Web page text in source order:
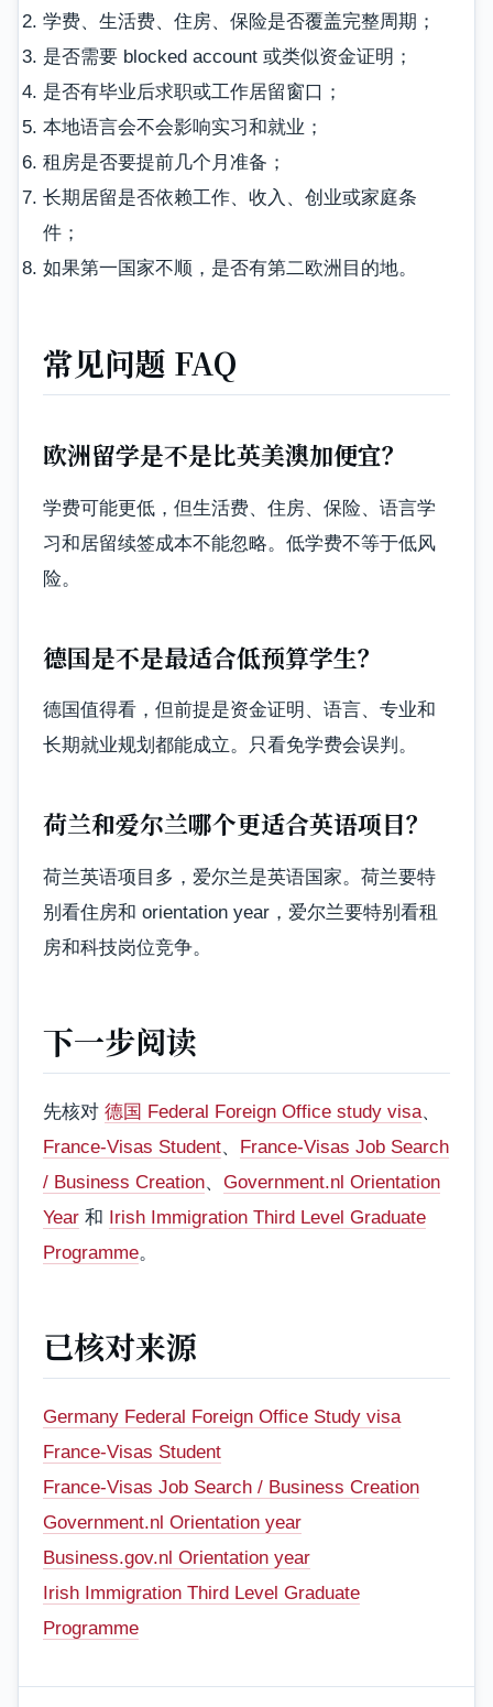
学费、生活费、住房、保险是否覆盖完整周期；
是否需要 blocked account 或类似资金证明；
是否有毕业后求职或工作居留窗口；
本地语言会不会影响实习和就业；
租房是否要提前几个月准备；
长期居留是否依赖工作、收入、创业或家庭条
件；
如果第一国家不顺，是否有第二欧洲目的地。
常见问题 FAQ
欧洲留学是不是比英美澳加便宜？
学费可能更低，但生活费、住房、保险、语言学
习和居留续签成本不能忽略。低学费不等于低风
险。
德国是不是最适合低预算学生？
德国值得看，但前提是资金证明、语言、专业和
长期就业规划都能成立。只看免学费会误判。
荷兰和爱尔兰哪个更适合英语项目？
荷兰英语项目多，爱尔兰是英语国家。荷兰要特
别看住房和 orientation year，爱尔兰要特别看租
房和科技岗位竞争。
下一步阅读
先核对 德国 Federal Foreign Office study visa、
France-Visas Student、 France-Visas Job Search
/ Business Creation、 Government.nl Orientation
Year 和 Irish Immigration Third Level Graduate
Programme。
已核对来源
Germany Federal Foreign Office Study visa
France-Visas Student
France-Visas Job Search / Business Creation
Government.nl Orientation year
Business.gov.nl Orientation year
Irish Immigration Third Level Graduate
Programme